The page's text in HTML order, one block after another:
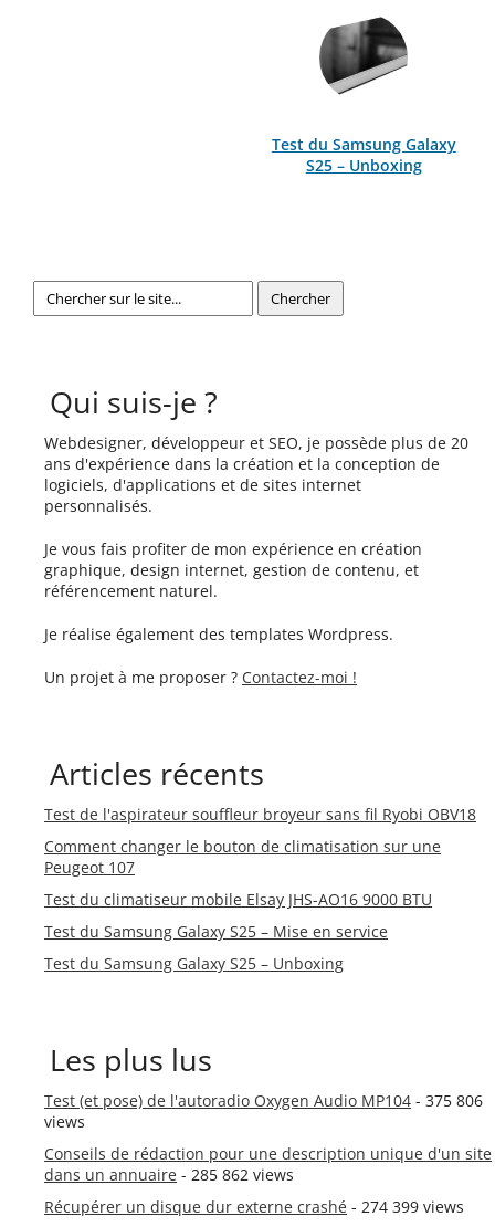
Test du Samsung Galaxy
S25 – Unboxing
Qui suis-je ?
Webdesigner, développeur et SEO, je possède plus de 20
ans d'expérience dans la création et la conception de
logiciels, d'applications et de sites internet
personnalisés.
Je vous fais profiter de mon expérience en création
graphique, design internet, gestion de contenu, et
référencement naturel.
Je réalise également des templates Wordpress.
Un projet à me proposer ? Contactez-moi !
Articles récents
Test de l'aspirateur souffleur broyeur sans fil Ryobi OBV18
Comment changer le bouton de climatisation sur une
Peugeot 107
Test du climatiseur mobile Elsay JHS-AO16 9000 BTU
Test du Samsung Galaxy S25 – Mise en service
Test du Samsung Galaxy S25 – Unboxing
Les plus lus
Test (et pose) de l'autoradio Oxygen Audio MP104 - 375 806
views
Conseils de rédaction pour une description unique d'un site
dans un annuaire - 285 862 views
Récupérer un disque dur externe crashé - 274 399 views